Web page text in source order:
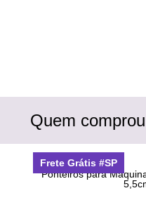
Quem
Ponteiros para
Frete Grátis #SP